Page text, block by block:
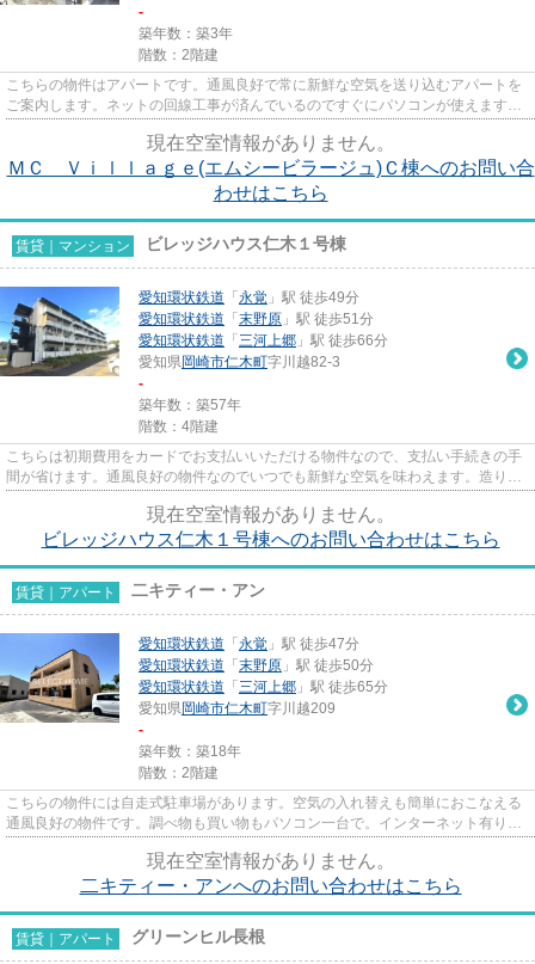
-
築年数：築3年
階数：2階建
こちらの物件はアパートです。通風良好で常に新鮮な空気を送り込むアパートを
ご案内します。ネットの回線工事が済んでいるのですぐにパソコンが使えます。
現在空室情報がありません。
ＭＣ Ｖｉｌｌａｇｅ(エムシービラージュ)Ｃ棟へのお問い合
わせはこちら
賃貸｜マンション ビレッジハウス仁木１号棟
愛知環状鉄道 「 永覚 」駅 徒歩49分
愛知環状鉄道 「 末野原 」駅 徒歩51分
愛知環状鉄道 「 三河上郷 」駅 徒歩66分
愛知県岡崎市仁木町字川越82-3
-
築年数：築57年
階数：4階建
こちらは初期費用をカードでお支払いいただける物件なので、支払い手続きの手
間が省けます。通風良好の物件なのでいつでも新鮮な空気を味わえます。造りと
現在空室情報がありません。
ビレッジハウス仁木１号棟へのお問い合わせはこちら
賃貸｜アパート 二キティー・アン
愛知環状鉄道 「 永覚 」駅 徒歩47分
愛知環状鉄道 「 末野原 」駅 徒歩50分
愛知環状鉄道 「 三河上郷 」駅 徒歩65分
愛知県岡崎市仁木町字川越209
-
築年数：築18年
階数：2階建
こちらの物件には自走式駐車場があります。空気の入れ替えも簡単におこなえる
通風良好の物件です。調べ物も買い物もパソコン一台で。インターネット有り物
現在空室情報がありません。
二キティー・アンへのお問い合わせはこちら
賃貸｜アパート グリーンヒル長根